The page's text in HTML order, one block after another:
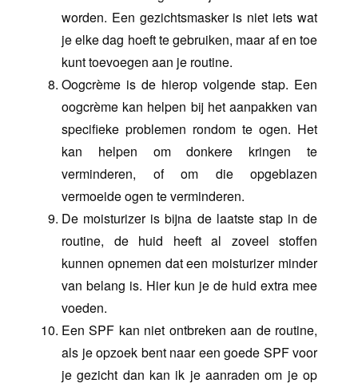
worden. Een gezichtsmasker is niet iets wat
je elke dag hoeft te gebruiken, maar af en toe
kunt toevoegen aan je routine.
Oogcrème is de hierop volgende stap. Een
oogcrème kan helpen bij het aanpakken van
specifieke problemen rondom te ogen. Het
kan helpen om donkere kringen te
verminderen, of om die opgeblazen
vermoeide ogen te verminderen.
De moisturizer is bijna de laatste stap in de
routine, de huid heeft al zoveel stoffen
kunnen opnemen dat een moisturizer minder
van belang is. Hier kun je de huid extra mee
voeden.
Een SPF kan niet ontbreken aan de routine,
als je opzoek bent naar een goede SPF voor
je gezicht dan kan ik je aanraden om je op